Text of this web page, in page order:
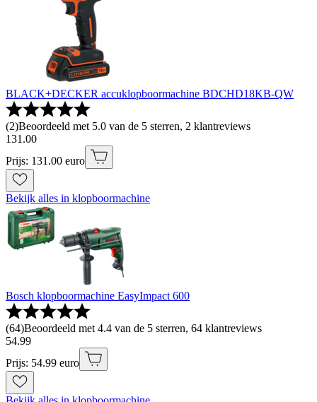
BLACK+DECKER accuklopboormachine BDCHD18KB-QW
(2)Beoordeeld met 5.0 van de 5 sterren, 2 klantreviews
131 .00
Prijs: 131.00 euro
Bekijk alles in klopboormachine
Bosch klopboormachine EasyImpact 600
(64)Beoordeeld met 4.4 van de 5 sterren, 64 klantreviews
54.99
Prijs: 54.99 euro